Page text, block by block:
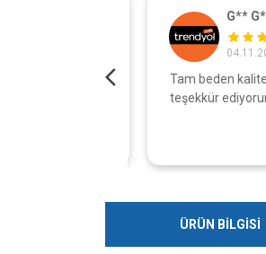
G**
Tam beden kaliteli
teşekkür ediyorum
ÜRÜN BİLGİSİ